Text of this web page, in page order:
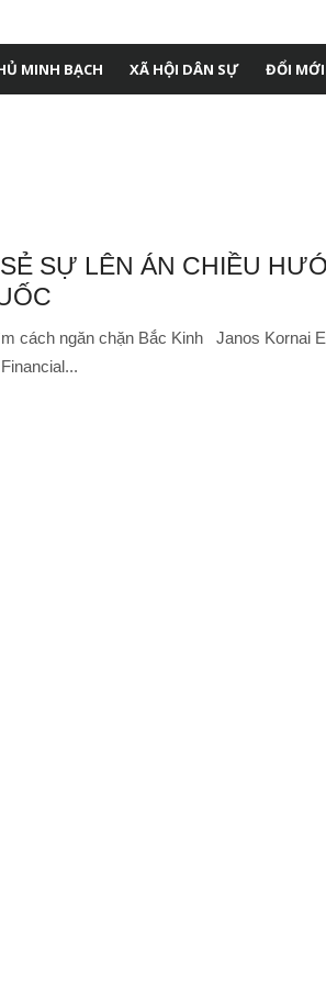
MINH BẠCH XÃ HỘI DÂN SỰ ĐỔI
SỰ LÊN ÁN CHIỀU
cách ngăn chặn Bắc Kinh Janos Kornai